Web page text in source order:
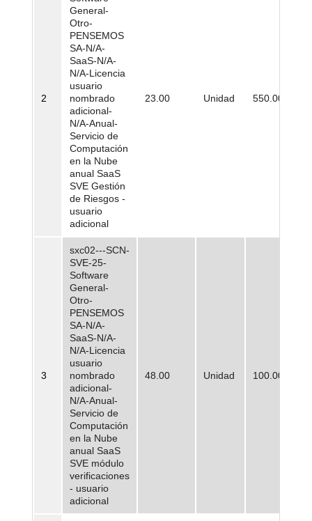
2
General-
Otro-
PENSEMOS
SA-N/A-
SaaS-N/A-
N/A-Licencia
usuario
nombrado
adicional-
N/A-Anual-
Servicio de
Computación
en la Nube
anual SaaS
SVE Gestión
de Riesgos -
usuario
adicional
23.00 Unidad 550.000,00
3
sxc02---SCN-
SVE-25-
Software
General-
Otro-
PENSEMOS
SA-N/A-
SaaS-N/A-
N/A-Licencia
usuario
nombrado
adicional-
N/A-Anual-
Servicio de
Computación
en la Nube
anual SaaS
SVE módulo
verificaciones
- usuario
adicional
48.00 Unidad 100.000,00